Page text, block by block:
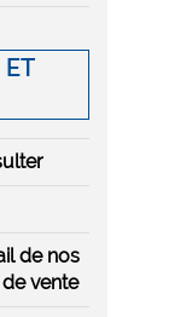
ET
de nos
vente